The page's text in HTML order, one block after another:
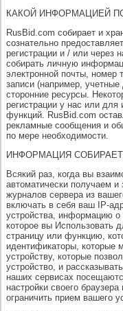
КАКОЙ ИНФОРМАЦИЕЙ
RusBid.com собирает и
сознательно
регистрации и / или через
собирать личную
электронной почты, номер
записи (например,
сторонние ресурсы.
регистрации у нас или для
функций. RusBid.com
рекламные сообщения и
по мере необходимости.
ИНФОРМАЦИЯ
Всякий раз, когда вы
автоматически получаем
журналов сервера из
включать в себя ваш IP-
устройства, информацию о
которое вы Использовать
страницу или функцию,
идентификаторы, которые
устройству, которые
устройство, и
наших сервисах
настройки своего
ограничить прием вашего